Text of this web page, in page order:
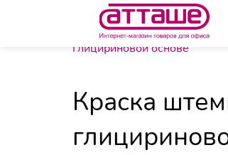
Главная Каталог товаров
глицириновой основе
Краска